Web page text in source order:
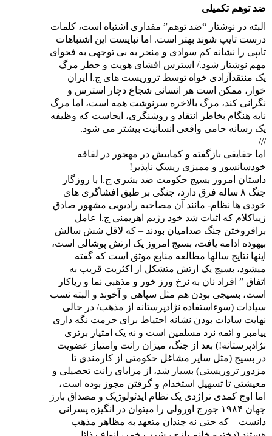
ضد توهم تکمیلی
البته در نوشتار “ضد توهم” مقداری اشتباه است، کلمات
درست تایپ شوند بهتر است. اما نبایست این اشتباهات
تایپی را نشانه کم سوادی و منجر به بی توجهی به فحوای
مهم نوشتار شود./ استرس افشای هویت و حطر مرگ
یک منتقدآزادی خواه توسط تروریست های ج.ا ایران
خوار، ممکن است هر انسانی شجاع دچار استرس و
نگرانی کند، مرگ بالاخره سرنوشت همه است، اما مرگ
نابه هنگام بخاطر انتقاد و روشنگری، ایجاست که وظیفه
یک رسانه حامی واقعی انسانیت بیشتر می شود.
///
اما حقایقی بازگفته و کمابیش در مهجور در لفافه
خودسانسور و ممیزی ریسک ناپذیر!
داستان امروز بسیج حکومت ضد بشری ج.ا با روزگار
جنگ ۸ ساله فرق دارد، جنگی بر طبق افشاگری های
خودی ها نظام- مانند آن مصاحبه رادیویی مشهور صادق
زیباکلام که اثبات شد خود رژیم اهریمنی ج.ا عامل
برافروختن جنگ صدامیان بودند – که لاقل شش سالش
بیهوده ادامه یافت، بسیج امروز یک ارتش پوشالی است،
اینها نتایج سالها مطالعه منابع موثق است که گفته
میشود، بسیج یک ارتش متشکل از اکثریت قریب به
اتفاق ” افراد نان به نرخ ورز خور و مذهبی نما و ریاکار
است، بسیجی بودن هم مثل سپاهی و آخوند و البته نسب
سیادات (سوءاستفاده نژادپرستانه از مذهب/ در حالی
نهایت سادات بودن نشانه احتیاط برای حرمت نگه داری
پیامبر و ائمه نزد مسلمین است و نه یک امتیاز برتری
نژادپرستانه!) بعد از جنگ، میزان رانت وامتیاز عضویت
در بسیج (مثل سایر مشاغل حکومتی از کارمندی تا
مزدور تروریستی) بسیار شد، از مزایای رانت تحصیلی و
معیشتی تا تسهیل استخدام و گرفتن مجوز بوده است،
اما اوج کمدی تراژدی یک نظام ایدئولوژیک و مصداق بارز
جهان ۱۹۸۴ جورج اورولی را میتوان در انگیزه پسرانی
دانست – که حتی نه چندان متعهد به مظاهر مذهب